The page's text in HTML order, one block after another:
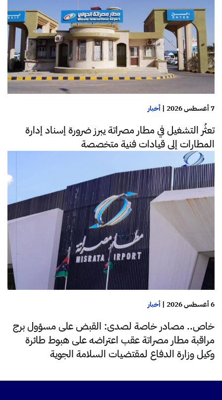
7 أغسطس 2026 | أخبار
تعثُر التشغيل في مطار مصراتة يبرز ضرورة إسناد إدارة
المطارات إلى قيادات فنية متخصصة
6 أغسطس 2026 | أخبار
خاص.. مصادر خاصة لصدى: القبض على مسؤول برج
مراقبة مطار مصراتة عقب اعتراضه على هبوط طائرة
وكيل وزارة الدفاع لمقتضيات السلامة الجوية